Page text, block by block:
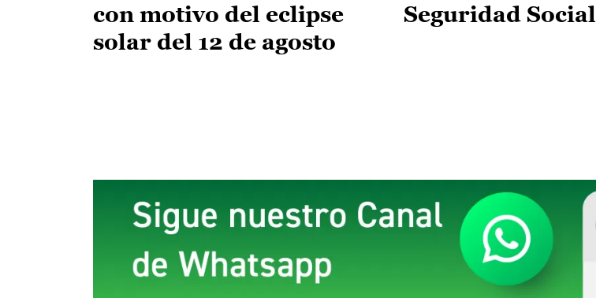
con motivo del eclipse
solar del 12 de agosto
Seguridad Social